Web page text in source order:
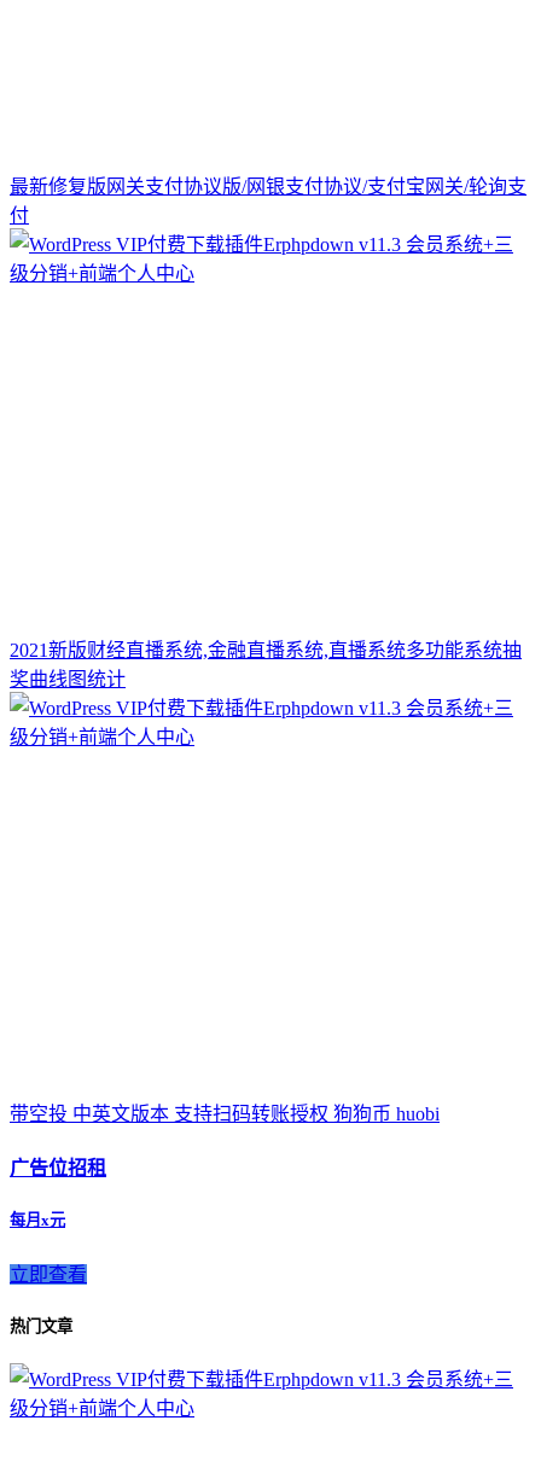
最新修复版网关支付协议版/网银支付协议/支付宝网关/轮询支
付
2021新版财经直播系统,金融直播系统,直播系统多功能系统抽
奖曲线图统计
带空投 中英文版本 支持扫码转账授权 狗狗币 huobi
广告位招租
每月x元
立即查看
热门文章